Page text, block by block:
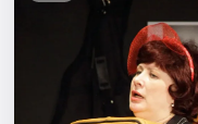
Выставки
Экскурсии